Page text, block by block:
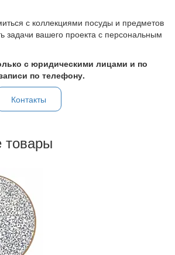
с коллекциями посуды и предметов
задачи вашего проекта с персональным
с юридическими лицами и по
по телефону.
Контакты
товары